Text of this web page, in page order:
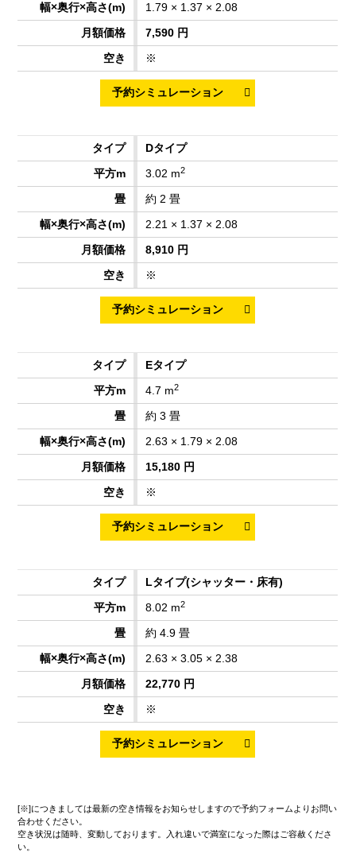
1.79 × 1.37 × 2.08
7,590 円
※
Dタイプ
3.02 m2
約 2 畳
2.21 × 1.37 × 2.08
8,910 円
※
Eタイプ
4.7 m2
約 3 畳
2.63 × 1.79 × 2.08
15,180 円
※
Lタイプ(シャッター・床有)
8.02 m2
約 4.9 畳
2.63 × 3.05 × 2.38
22,770 円
※
[※]につきましては最新の空き情報をお知らせしますので予約フォームよりお問い
合わせください。
空き状況は随時、変動しております。入れ違いで満室になった際はご容赦くださ
い。